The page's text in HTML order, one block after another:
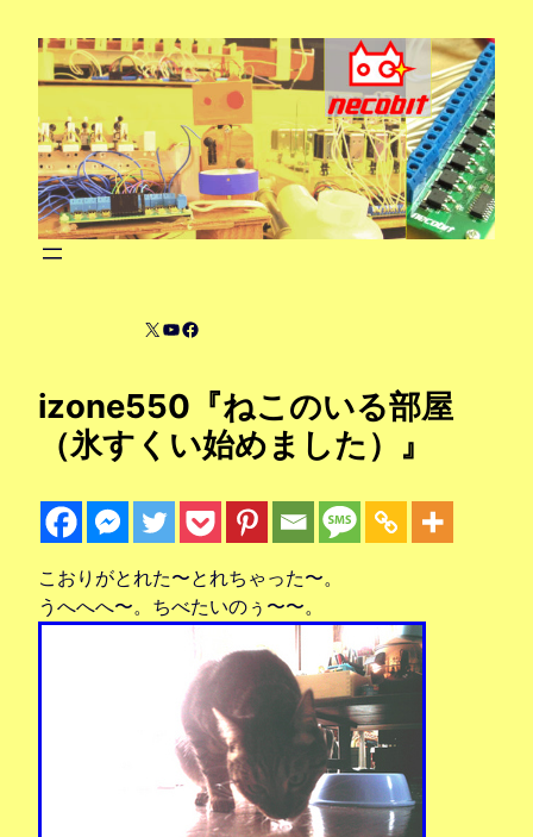
X YouTube
Facebook
izone550『ねこのいる部屋
（氷すくい始めました）』
こおりがとれた〜とれちゃった〜。
うへへへ〜。ちべたいのぅ〜〜。